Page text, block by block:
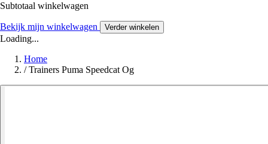
Subtotaal winkelwagen
Bekijk mijn winkelwagen Verder winkelen
Loading...
Home
/ Trainers Puma Speedcat Og